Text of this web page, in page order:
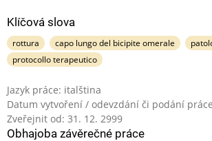
Klíčová slova
rottura capo lungo del bicipite omerale
protocollo terapeutico
Jazyk práce: italština
Datum vytvoření / odevzdání či podání
Zveřejnit od: 31. 12. 2999
Obhajoba závěrečné práce